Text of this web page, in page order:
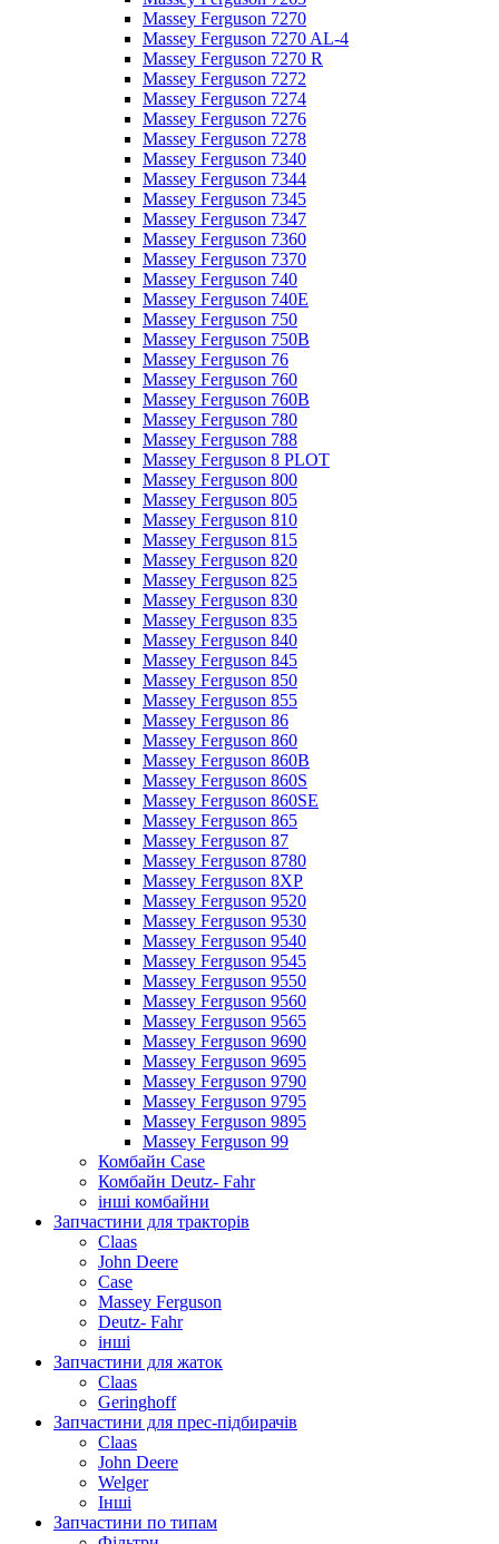
Massey Ferguson 7270
Massey Ferguson 7270 AL-4
Massey Ferguson 7270 R
Massey Ferguson 7272
Massey Ferguson 7274
Massey Ferguson 7276
Massey Ferguson 7278
Massey Ferguson 7340
Massey Ferguson 7344
Massey Ferguson 7345
Massey Ferguson 7347
Massey Ferguson 7360
Massey Ferguson 7370
Massey Ferguson 740
Massey Ferguson 740E
Massey Ferguson 750
Massey Ferguson 750B
Massey Ferguson 76
Massey Ferguson 760
Massey Ferguson 760B
Massey Ferguson 780
Massey Ferguson 788
Massey Ferguson 8 PLOT
Massey Ferguson 800
Massey Ferguson 805
Massey Ferguson 810
Massey Ferguson 815
Massey Ferguson 820
Massey Ferguson 825
Massey Ferguson 830
Massey Ferguson 835
Massey Ferguson 840
Massey Ferguson 845
Massey Ferguson 850
Massey Ferguson 855
Massey Ferguson 86
Massey Ferguson 860
Massey Ferguson 860B
Massey Ferguson 860S
Massey Ferguson 860SE
Massey Ferguson 865
Massey Ferguson 87
Massey Ferguson 8780
Massey Ferguson 8XP
Massey Ferguson 9520
Massey Ferguson 9530
Massey Ferguson 9540
Massey Ferguson 9545
Massey Ferguson 9550
Massey Ferguson 9560
Massey Ferguson 9565
Massey Ferguson 9690
Massey Ferguson 9695
Massey Ferguson 9790
Massey Ferguson 9795
Massey Ferguson 9895
Massey Ferguson 99
Комбайн Case
Комбайн Deutz- Fahr
інші комбайни
Запчастини для тракторів
Claas
John Deere
Case
Massey Ferguson
Deutz- Fahr
інші
Запчастини для жаток
Claas
Geringhoff
Запчастини для прес-підбирачів
Claas
John Deere
Welger
Інші
Запчастини по типам